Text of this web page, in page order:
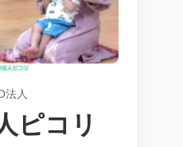
法人
ピコリ